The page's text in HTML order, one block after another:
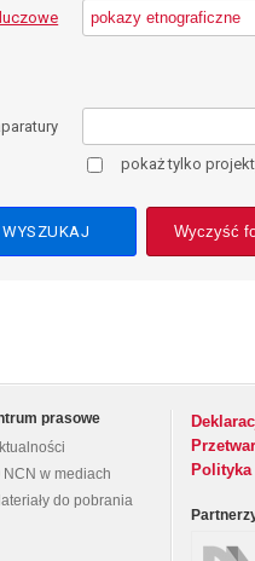
pokaż tylko
Wyczyść
prasowe
NCN w mediach
do pobrania